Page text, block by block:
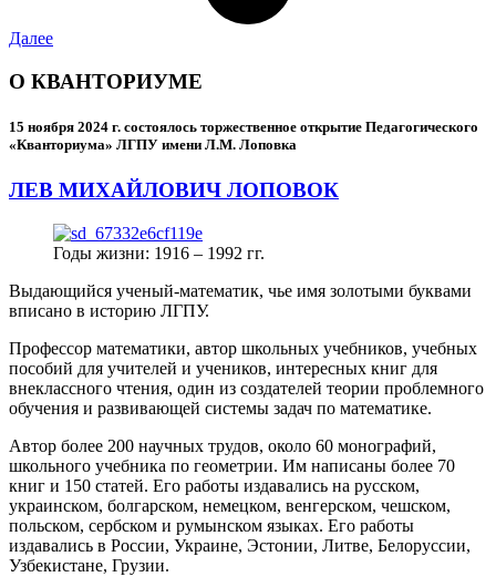
Далее
О КВАНТОРИУМЕ
15 ноября 2024 г. состоялось торжественное открытие Педагогического
«Кванториума» ЛГПУ имени Л.М. Лоповка
ЛЕВ МИХАЙЛОВИЧ ЛОПОВОК
Годы жизни: 1916 – 1992 гг.
Выдающийся ученый-математик, чье имя золотыми буквами
вписано в историю ЛГПУ.
Профессор математики, автор школьных учебников, учебных
пособий для учителей и учеников, интересных книг для
внеклассного чтения, один из создателей теории проблемного
обучения и развивающей системы задач по математике.
Автор более 200 научных трудов, около 60 монографий,
школьного учебника по геометрии. Им написаны более 70
книг и 150 статей. Его работы издавались на русском,
украинском, болгарском, немецком, венгерском, чешском,
польском, сербском и румынском языках. Его работы
издавались в России, Украине, Эстонии, Литве, Белоруссии,
Узбекистане, Грузии.